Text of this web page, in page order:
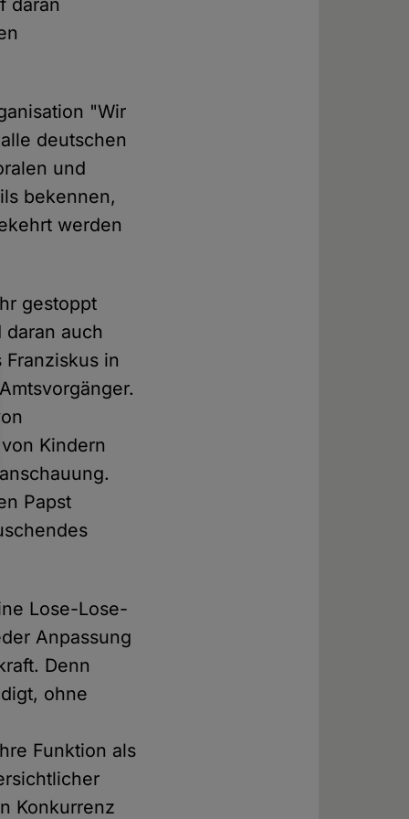
daran
"Wir
deutschen
und
bekennen,
werden
gestoppt
auch
in
Kindern
Papst
Lose-Lose-
Anpassung
Denn
ohne
Funktion als
Konkurrenz